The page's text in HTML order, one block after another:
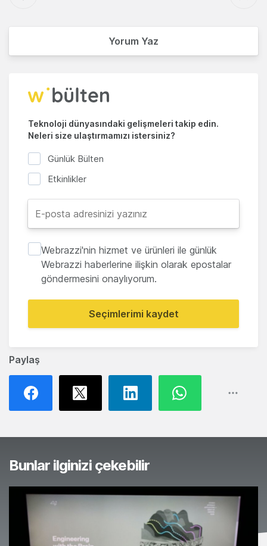
Paylaş
Yorum Yaz
Teknoloji dünyasındaki gelişmeleri takip edin.
Neleri size ulaştırmamızı istersiniz?
Günlük Bülten
Etkinlikler
Webrazzi'nin hizmet ve ürünleri ile günlük
Webrazzi haberlerine ilişkin olarak epostalar
göndermesini onaylıyorum.
Seçimlerimi kaydet
Bunlar ilginizi çekebilir